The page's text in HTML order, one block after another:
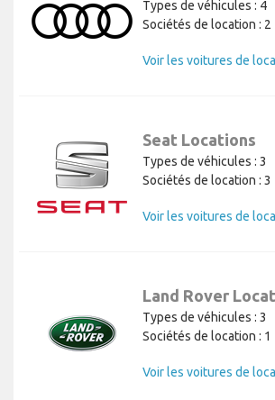
Types de véhicules : 4
Sociétés de location : 2
Voir les voitures de
Seat Locations
Types de véhicules : 3
Sociétés de location : 3
Voir les voitures de
Land Rover
Types de véhicules : 3
Sociétés de location : 1